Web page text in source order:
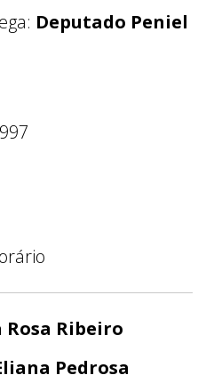
Deputado Peniel
Rosa Ribeiro
Pedrosa